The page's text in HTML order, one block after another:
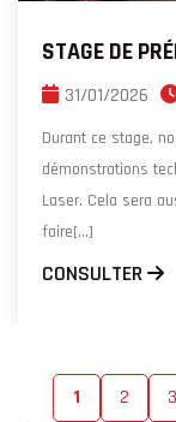
STAGE DE
31/01/2026
Durant ce stage,
démonstrations
Laser. Cela sera
faire[...]
CONSULTER
1 2 3